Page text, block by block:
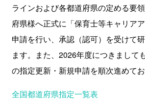
ラインおよび各都道府県の定める要
府県様へ正式に「保育士等キャリア
申請を行い、承認（認可）を受けて
ます。また、2026年度につきまして
の指定更新・新規申請を順次進めてお
全国都道府県指定一覧表